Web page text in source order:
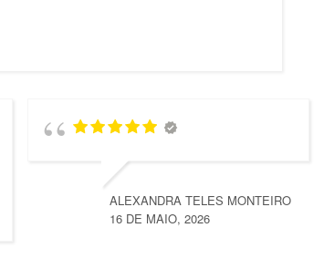
ALEXANDRA TELES MONTEIRO
16 DE MAIO, 2026